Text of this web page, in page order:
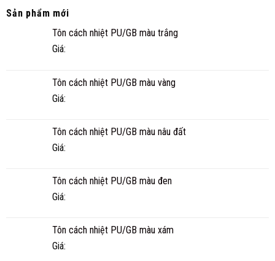
NGHI
CÔNG
CÀ
Sản phẩm mới
Tôn cách nhiệt PU/GB màu trắng
Giá:
Tôn cách nhiệt PU/GB màu vàng
Giá:
Tôn cách nhiệt PU/GB màu nâu đất
Giá:
Tôn cách nhiệt PU/GB màu đen
Giá:
Tôn cách nhiệt PU/GB màu xám
Giá: